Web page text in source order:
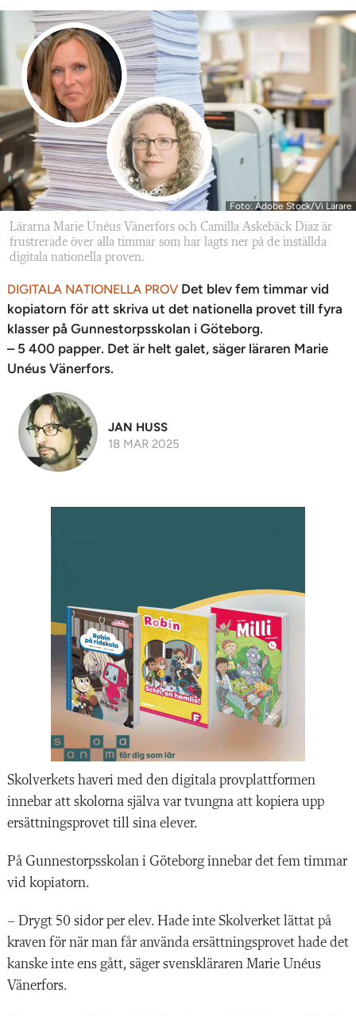
Foto: Adobe Stock/Vi Lärare
Lärarna Marie Unéus Vänerfors och Camilla Askebäck Diaz är
frustrerade över alla timmar som har lagts ner på de inställda
digitala nationella proven.
DIGITALA NATIONELLA PROV Det blev fem timmar vid
kopiatorn för att skriva ut det nationella provet till fyra
klasser på Gunnestorpsskolan i Göteborg.
– 5 400 papper. Det är helt galet, säger läraren Marie
Unéus Vänerfors.
JAN HUSS
18 MAR 2025
Skolverkets haveri med den digitala provplattformen
innebar att skolorna själva var tvungna att kopiera upp
ersättningsprovet till sina elever.
På Gunnestorpsskolan i Göteborg innebar det fem timmar
vid kopiatorn.
– Drygt 50 sidor per elev. Hade inte Skolverket lättat på
kraven för när man får använda ersättningsprovet hade det
kanske inte ens gått, säger svenskläraren Marie Unéus
Vänerfors.